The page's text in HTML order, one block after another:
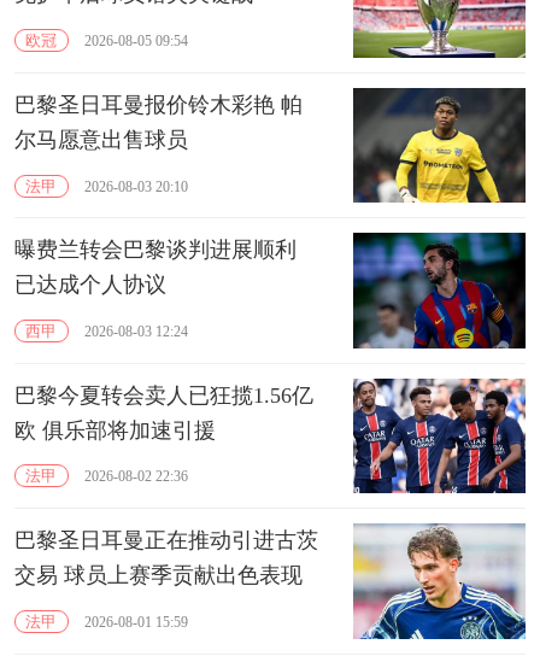
欧冠 2026-08-05 09:54
巴黎圣日耳曼报价铃木彩艳 帕
尔马愿意出售球员
法甲 2026-08-03 20:10
曝费兰转会巴黎谈判进展顺利
已达成个人协议
西甲 2026-08-03 12:24
巴黎今夏转会卖人已狂揽1.56亿
欧 俱乐部将加速引援
法甲 2026-08-02 22:36
巴黎圣日耳曼正在推动引进古茨
交易 球员上赛季贡献出色表现
法甲 2026-08-01 15:59